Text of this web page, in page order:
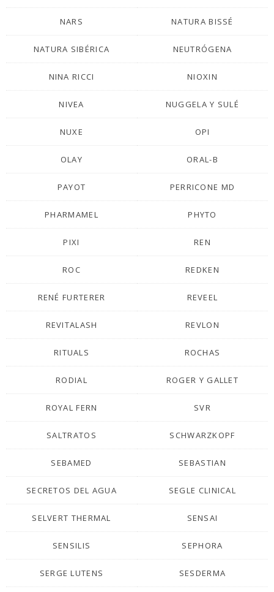
NARS NATURA BISSÉ
NATURA SIBÉRICA NEUTRÓGENA
NINA RICCI NIOXIN
NIVEA NUGGELA Y SULÉ
NUXE OPI
OLAY ORAL-B
PAYOT PERRICONE MD
PHARMAMEL PHYTO
PIXI REN
ROC REDKEN
RENÉ FURTERER REVEEL
REVITALASH REVLON
RITUALS ROCHAS
RODIAL ROGER Y GALLET
ROYAL FERN SVR
SALTRATOS SCHWARZKOPF
SEBAMED SEBASTIAN
SECRETOS DEL AGUA SEGLE CLINICAL
SELVERT THERMAL SENSAI
SENSILIS SEPHORA
SERGE LUTENS SESDERMA